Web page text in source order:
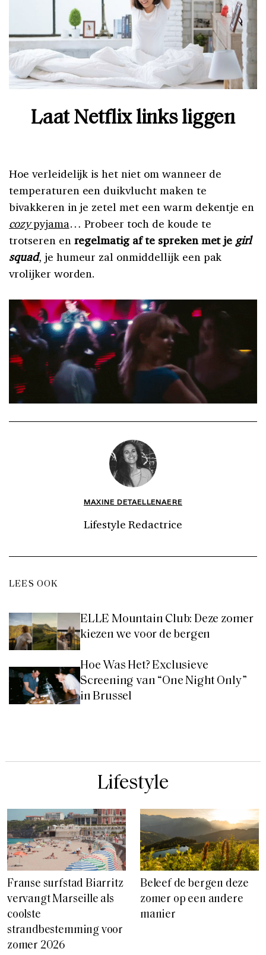
Laat Netflix links liggen
Hoe verleidelijk is het niet om wanneer de
temperaturen een duikvlucht maken te
bivakkeren in je zetel met een warm dekentje en
cozypyjama… Probeer toch de koude te
trotseren en regelmatig af te spreken met je girl
squad, je humeur zal onmiddellijk een pak
vrolijker worden.
MAXINE DETAELLENAERE
Lifestyle Redactrice
LEES OOK
ELLE Mountain Club: Deze zomer
kiezen we voor de bergen
Hoe Was Het? Exclusieve
Screening van “One Night Only”
in Brussel
Lifestyle
Franse surfstad Biarritz
vervangt Marseille als
coolste
strandbestemming voor
zomer 2026
Beleef de bergen deze
zomer op een andere
manier